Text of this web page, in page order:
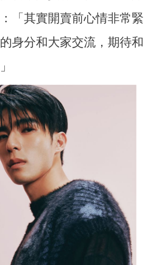
「其實開賣前心情非常緊
身分和大家交流，期待和